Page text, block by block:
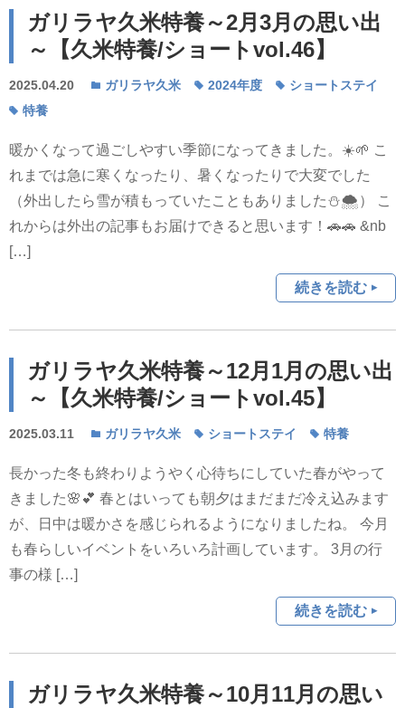
ガリラヤ久米特養～2月3月の思い出
～【久米特養/ショートvol.46】
2025.04.20 ガリラヤ久米 2024年度
ショートステイ
特養
暖かくなって過ごしやすい季節になってきました。☀️🌱 こ
れまでは急に寒くなったり、暑くなったりで大変でした
（外出したら雪が積もっていたこともありました⛄🌨️） こ
れからは外出の記事もお届けできると思います！🚗🚗 &nb
[…]
続きを読む
ガリラヤ久米特養～12月1月の思い出
～【久米特養/ショートvol.45】
2025.03.11 ガリラヤ久米 ショートステイ 特養
長かった冬も終わりようやく心待ちにしていた春がやって
きました🌸💕 春とはいっても朝夕はまだまだ冷え込みます
が、日中は暖かさを感じられるようになりましたね。 今月
も春らしいイベントをいろいろ計画しています。 3月の行
事の様 […]
続きを読む
ガリラヤ久米特養～10月11月の思い